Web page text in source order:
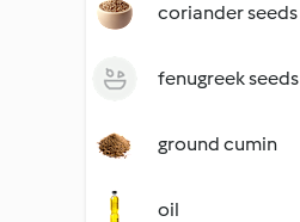
coriander seeds
fenugreek seeds
ground cumin
oil